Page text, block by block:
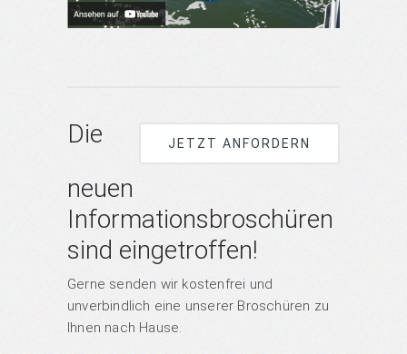
JETZT ANFORDERN
Die
neuen
Informationsbroschüren
sind eingetroffen!
Gerne senden wir kostenfrei und
unverbindlich eine unserer Broschüren zu
Ihnen nach Hause.